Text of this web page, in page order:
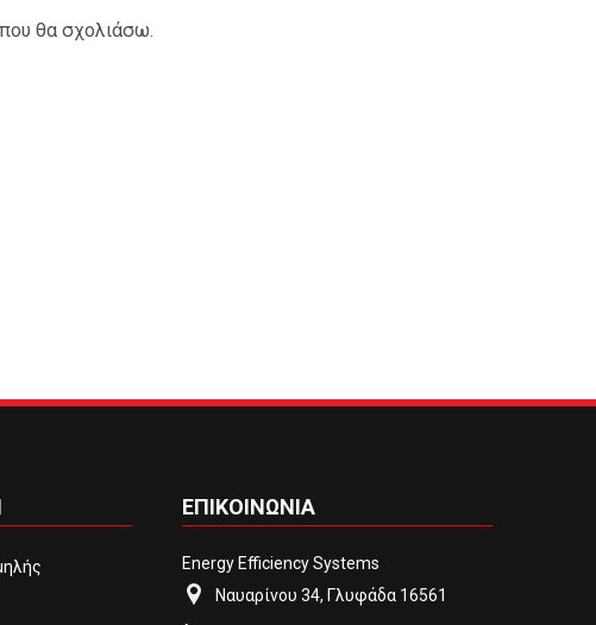
θα σχολιάσω.
ΕΠΙΚΟΙΝΩΝΙΑ
Energy Efficiency Systems
Ναυαρίνου 34, Γλυφάδα 16561